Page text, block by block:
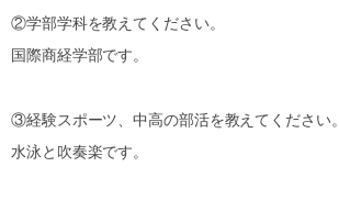
②学部学科を教えてください。
国際商経学部です。
③経験スポーツ、中高の部活を教えてください。
水泳と吹奏楽です。